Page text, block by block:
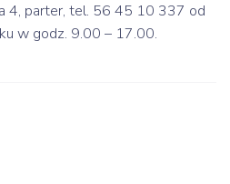
4, parter, tel. 56 45 10 337 od
w godz. 9.00 – 17.00.